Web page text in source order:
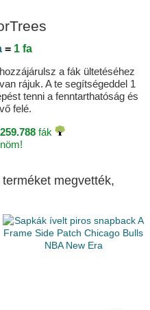
= 1 fa
a fák ültetéséhez
rájuk. A te segítségeddel 1
tenni a fenntarthatóság és
felé.
259.788fák
megvették,